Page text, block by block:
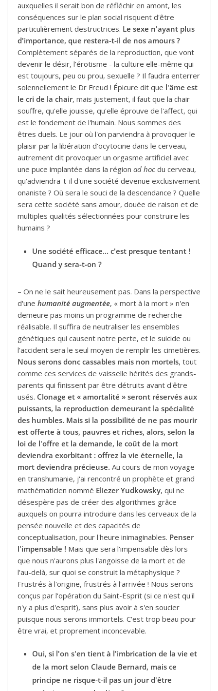
auxquelles il serait bon de réfléchir en amont, les
conséquences sur le plan social risquent d'être
particulièrement destructrices. Le sexe n'ayant plus
d'importance, que restera-t-il de nos amours ?
Complètement séparés de la reproduction, que vont
devenir le désir, l’érotisme - la culture elle-même qui
est toujours, peu ou prou, sexuelle ? Il faudra enterrer
solennellement le Dr Freud ! Épicure dit que l'âme est
le cri de la chair, mais justement, il faut que la chair
souffre, qu'elle jouisse, qu'elle éprouve de l'affect, qui
est le fondement de l'humain. Nous sommes des
êtres duels. Le jour où l'on parviendra à provoquer le
plaisir par la libération d'ocytocine dans le cerveau,
autrement dit provoquer un orgasme artificiel avec
une puce implantée dans la région ad hoc du cerveau,
qu'adviendra-t-il d'une société devenue exclusivement
onaniste ? Où sera le souci de la descendance ? Quelle
sera cette société sans amour, douée de raison et de
multiples qualités sélectionnées pour construire les
humains ?
Une société efficace... c'est presque tentant !
Quand y sera-t-on ?
– On ne le sait heureusement pas. Dans la perspective
d'une humanité augmentée, « mort à la mort » n'en
demeure pas moins un programme de recherche
réalisable. Il suffira de neutraliser les ensembles
génétiques qui causent notre perte, et le suicide ou
l'accident sera le seul moyen de remplir les cimetières.
Nous serons donc cassables mais non mortels, tout
comme ces services de vaisselle hérités des grands-
parents qui finissent par être détruits avant d'être
usés. Clonage et « amortalité » seront réservés aux
puissants, la reproduction demeurant la spécialité
des humbles. Mais si la possibilité de ne pas mourir
est offerte à tous, pauvres et riches, alors, selon la
loi de l'offre et la demande, le coût de la mort
deviendra exorbitant : offrez la vie éternelle, la
mort deviendra précieuse. Au cours de mon voyage
en transhumanie, j'ai rencontré un prophète et grand
mathématicien nommé Eliezer Yudkowsky, qui ne
désespère pas de créer des algorithmes grâce
auxquels on pourra introduire dans les cerveaux de la
pensée nouvelle et des capacités de
conceptualisation, pour l'heure inimaginables. Penser
l'impensable ! Mais que sera l'impensable dès lors
que nous n'aurons plus l'angoisse de la mort et de
l'au-delà, sur quoi se construit la métaphysique ?
Frustrés à l'origine, frustrés à l'arrivée ! Nous serons
conçus par l'opération du Saint-Esprit (si ce n'est qu'il
n'y a plus d'esprit), sans plus avoir à s'en soucier
puisque nous serons immortels. C'est trop beau pour
être vrai, et proprement inconcevable.
Oui, si l'on s'en tient à l'imbrication de la vie et
de la mort selon Claude Bernard, mais ce
principe ne risque-t-il pas un jour d'être